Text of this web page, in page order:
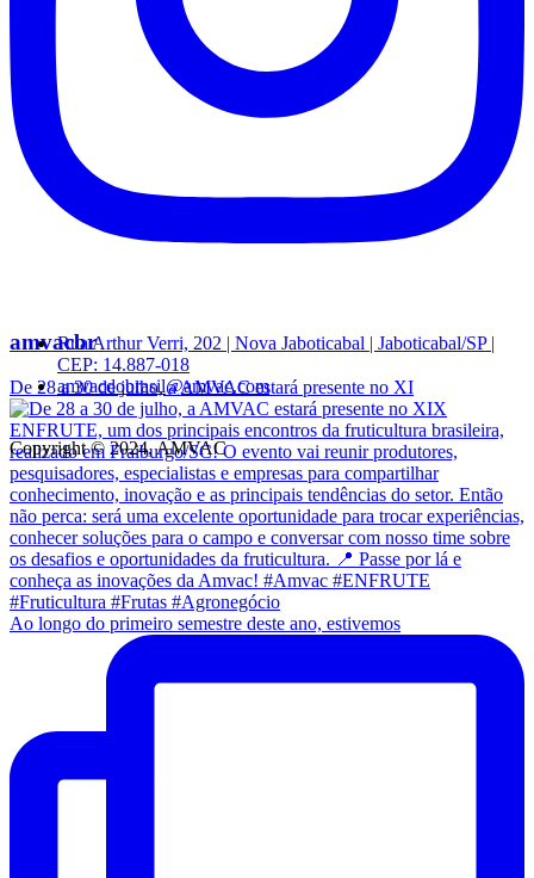
amvacbr
De 28 a 30 de julho, a AMVAC estará presente no XI
Ao longo do primeiro semestre deste ano, estivemos
Rua Arthur Verri, 202 | Nova Jaboticabal | Jaboticabal/SP |
CEP: 14.887-018
amvacdobrasil@amvac.com
Copyright © 2024, AMVAC